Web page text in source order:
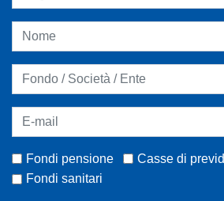
Fondi pensione
Casse di
Fondi sanitari